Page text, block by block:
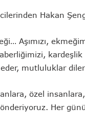
Hakan
Aşımızı,
eder, mutluluklar
özel
gönderiyoruz. Her